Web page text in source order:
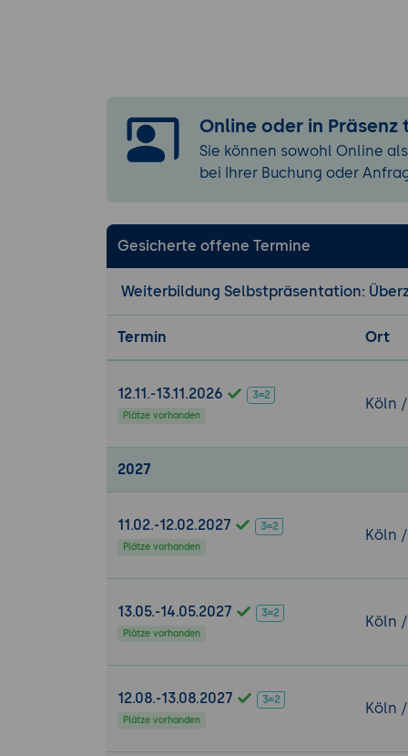
Interaktion
Umgang
Verbale
Nonverbale
Einsatz von
Simulierte
Analyse
Übungen
Reflexion
Tipps zur
Online oder in Präsenz
Sie können sowohl Online
bei Ihrer Buchung oder
Gesicherte offene Termine
Weiterbildung Selbstpräsentation:
Termin Ort
12.11.-13.11.2026
Plätze vorhanden
Köln
2027
11.02.-12.02.2027
Plätze vorhanden
Köln
13.05.-14.05.2027
Plätze vorhanden
Köln
12.08.-13.08.2027
Plätze vorhanden
Köln